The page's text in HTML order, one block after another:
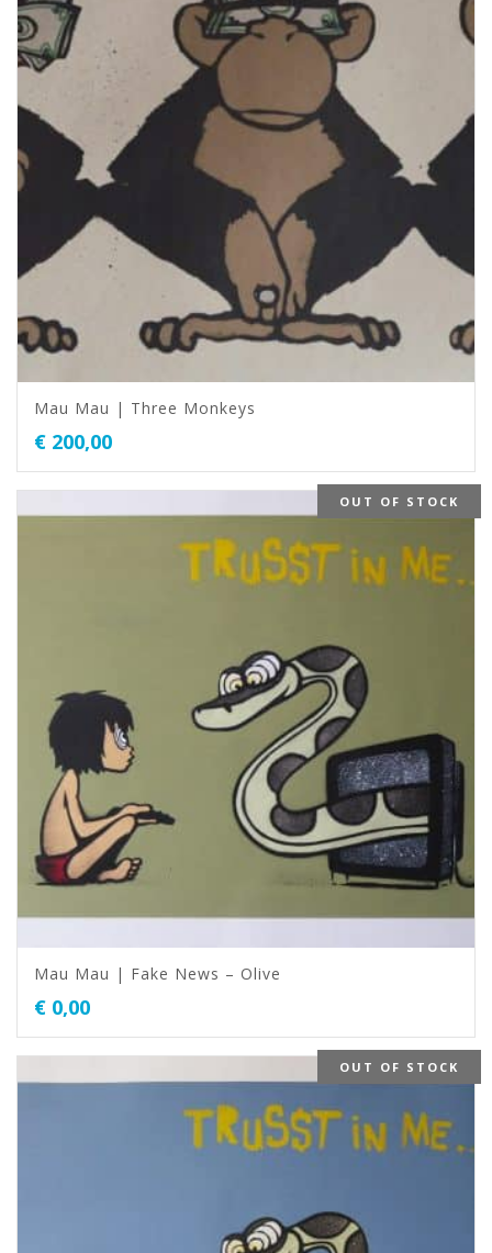
Mau Mau | Three Monkeys
€ 200,00
OUT OF STOCK
Mau Mau | Fake News – Olive
€ 0,00
OUT OF STOCK